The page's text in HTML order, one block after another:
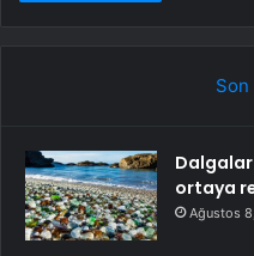
Son
ortaya
Ağustos